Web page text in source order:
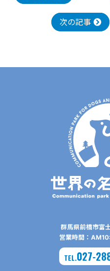
次の記事
群⾺県前橋市富
営業時間：
TEL.027-